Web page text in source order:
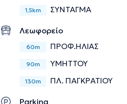
1,5km ΣΥΝΤΑΓΜΑ
Λεωφορείο
60m ΠΡΟΦ.ΗΛΙΑΣ
90m ΥΜΗΤΤΟΥ
130m ΠΛ. ΠΑΓΚΡΑΤΙΟΥ
Parking